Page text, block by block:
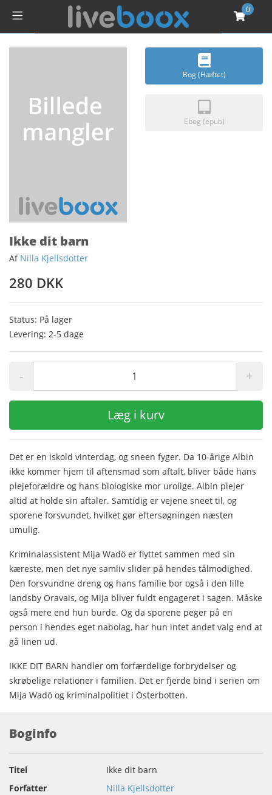
0
Bog (Hæftet)
Ebog (epub)
Ikke dit barn
Af Nilla Kjellsdotter
280 DKK
Status: På lager
Levering: 2-5 dage
- +
Læg i kurv
Det er en iskold vinterdag, og sneen fyger. Da 10-årige Albin
ikke kommer hjem til aftensmad som aftalt, bliver både hans
plejeforældre og hans biologiske mor urolige. Albin plejer
altid at holde sin aftaler. Samtidig er vejene sneet til, og
sporene forsvundet, hvilket gør eftersøgningen næsten
umulig.
Kriminalassistent Mija Wadö er flyttet sammen med sin
kæreste, men det nye samliv slider på hendes tålmodighed.
Den forsvundne dreng og hans familie bor også i den lille
landsby Oravais, og Mija bliver fuldt engageret i sagen. Måske
også mere end hun burde. Og da sporene peger på en
person i hendes eget nabolag, har hun intet andet valg end at
gå linen ud.
IKKE DIT BARN handler om forfærdelige forbrydelser og
skrøbelige relationer i familien. Det er fjerde bind i serien om
Mija Wadö og kriminalpolitiet i Österbotten.
Boginfo
Titel
Ikke dit barn
Forfatter
Nilla Kjellsdotter